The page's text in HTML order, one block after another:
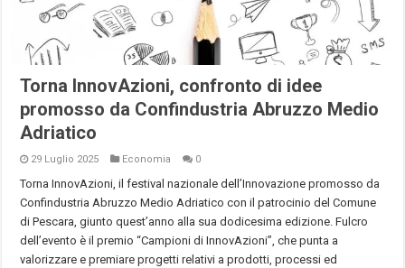
Torna InnovAzioni, confronto di idee
promosso da Confindustria Abruzzo Medio
Adriatico
29 Luglio 2025 Economia 0
Torna InnovAzioni, il festival nazionale dell’Innovazione promosso da
Confindustria Abruzzo Medio Adriatico con il patrocinio del Comune
di Pescara, giunto quest’anno alla sua dodicesima edizione. Fulcro
dell’evento è il premio “Campioni di InnovAzioni”, che punta a
valorizzare e premiare progetti relativi a prodotti, processi ed